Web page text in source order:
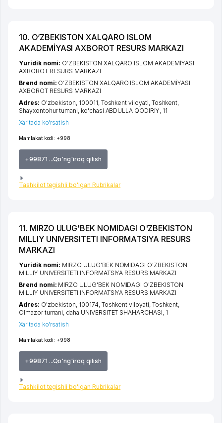
10. O‘ZBEKISTON XALQARO ISLOM
AKADEMİYASI AXBOROT RESURS MARKAZI
Mamlakat kodi: +998
+99871 ...Qo'ng'iroq qilish
Tashkilot tegishli bo'lgan Rubrikalar
Yuridik nomi: O‘ZBEKISTON XALQARO ISLOM AKADEMİYASI
AXBOROT RESURS MARKAZI
Brend nomi: O‘ZBEKISTON XALQARO ISLOM AKADEMİYASI
AXBOROT RESURS MARKAZI
Adres: O'zbekiston, 100011, Toshkent viloyati Toshkent
Shayxontohur tumani ko'chasi ABDULLA QODIRIY , 11
Xaritada ko'rsatish
11. MIRZO ULUG'BEK NOMIDAGI O'ZBEKISTON
MILLIY UNIVERSITETI INFORMATSIYA RESURS
MARKAZI
Mamlakat kodi: +998
+99871 ...Qo'ng'iroq qilish
Tashkilot tegishli bo'lgan Rubrikalar
Yuridik nomi: MIRZO ULUG'BEK NOMIDAGI O'ZBEKISTON
MILLIY UNIVERSITETI INFORMATSIYA RESURS MARKAZI
Brend nomi: MIRZO ULUG'BEK NOMIDAGI O'ZBEKISTON
MILLIY UNIVERSITETI INFORMATSIYA RESURS MARKAZI
Adres: O'zbekiston, 100174, Toshkent viloyati, Toshkent,
Olmazor tumani, daha UNIVERSITET SHAHARCHASI, 1
Xaritada ko'rsatish